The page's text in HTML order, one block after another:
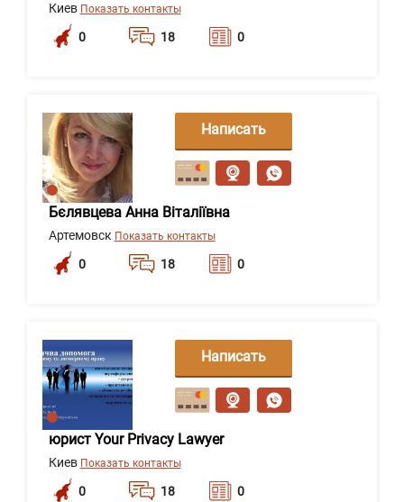
Киев Показать контакты
0 18 0
Бєлявцева Анна Віталіївна
Артемовск Показать контакты
0 18 0
Написать
сообщение
юрист Your Privacy Lawyer
Киев Показать контакты
0 18 0
Написать
сообщение